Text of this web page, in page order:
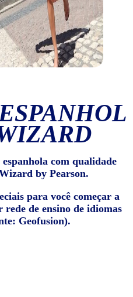
com qualidade
by Pearson.
para você começar a
de ensino de idiomas
Geofusion).